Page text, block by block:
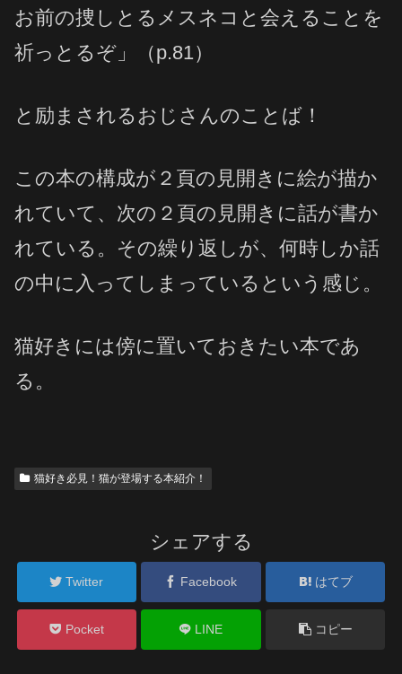
お前の捜しとるメスネコと会えることを
祈っとるぞ」（p.81）
と励まされるおじさんのことば！
この本の構成が２頁の見開きに絵が描か
れていて、次の２頁の見開きに話が書か
れている。その繰り返しが、何時しか話
の中に入ってしまっているという感じ。
猫好きには傍に置いておきたい本であ
る。
猫好き必見！猫が登場する本紹介！
シェアする
Twitter Facebook はてブ
Pocket LINE コピー